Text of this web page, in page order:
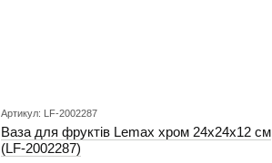
Артикул: LF-2002287
Ваза для фруктів Lemax хром 24x24x12 см
(LF-2002287)